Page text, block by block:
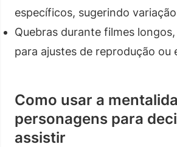
específicos, sugerindo
Quebras durante filmes
para ajustes de reprodução ou
Como usar a
personagens para
assistir